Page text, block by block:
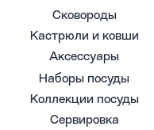
Сковороды
Кастрюли и ковши
Аксессуары
Наборы посуды
Коллекции посуды
Сервировка